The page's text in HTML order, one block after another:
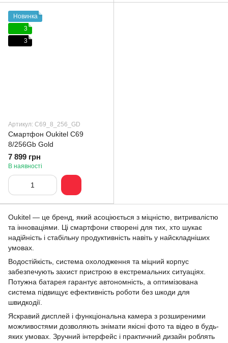
Новинка
3
3
Артикул: C69_8_256_GD
Смартфон Oukitel C69
8/256Gb Gold
7 899 грн
В наявності
Oukitel — це бренд, який асоціюється з міцністю, витривалістю
та інноваціями. Ці смартфони створені для тих, хто шукає
надійність і стабільну продуктивність навіть у найскладніших
умовах.
Водостійкість, система охолодження та міцний корпус
забезпечують захист пристрою в екстремальних ситуаціях.
Потужна батарея гарантує автономність, а оптимізована
система підвищує ефективність роботи без шкоди для
швидкодії.
Яскравий дисплей і функціональна камера з розширеними
можливостями дозволяють знімати якісні фото та відео в будь-
яких умовах. Зручний інтерфейс і практичний дизайн роблять